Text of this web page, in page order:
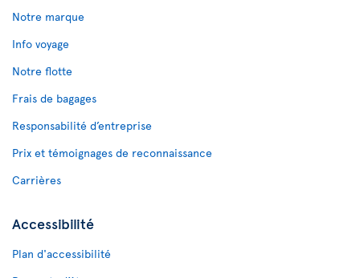
Notre marque
Info voyage
Notre flotte
Frais de bagages
Responsabilité d’entreprise
Prix et témoignages de reconnaissance
Carrières
Accessibilité
Plan d'accessibilité